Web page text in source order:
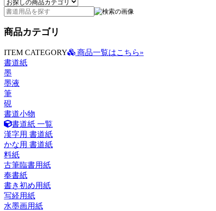
商品カテゴリ
ITEM CATEGORY
商品一覧はこちら»
書道紙
墨
墨液
筆
硯
書道小物
書道紙 一覧
漢字用 書道紙
かな用 書道紙
料紙
古筆臨書用紙
奉書紙
書き初め用紙
写経用紙
水墨画用紙